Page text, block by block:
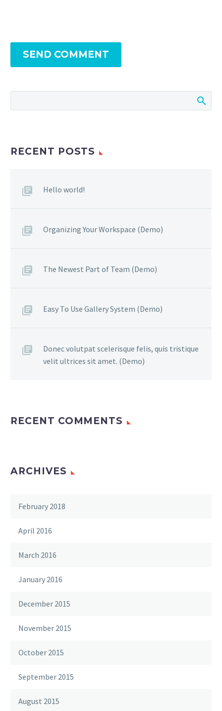
SEND COMMENT
RECENT POSTS
Hello world!
Organizing Your Workspace (Demo)
The Newest Part of Team (Demo)
Easy To Use Gallery System (Demo)
Donec volutpat scelerisque felis, quis tristique
velit ultrices sit amet. (Demo)
RECENT COMMENTS
ARCHIVES
February 2018
April 2016
March 2016
January 2016
December 2015
November 2015
October 2015
September 2015
August 2015